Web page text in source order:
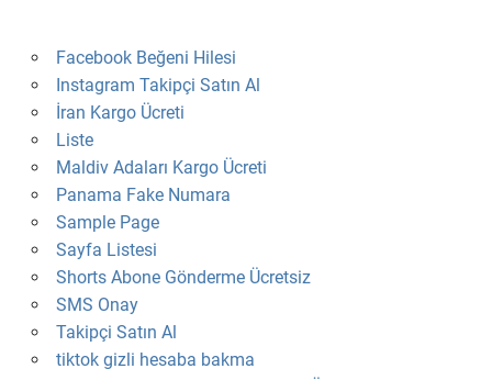
Facebook Beğeni Hilesi
Instagram Takipçi Satın Al
İran Kargo Ücreti
Liste
Maldiv Adaları Kargo Ücreti
Panama Fake Numara
Sample Page
Sayfa Listesi
Shorts Abone Gönderme Ücretsiz
SMS Onay
Takipçi Satın Al
tiktok gizli hesaba bakma